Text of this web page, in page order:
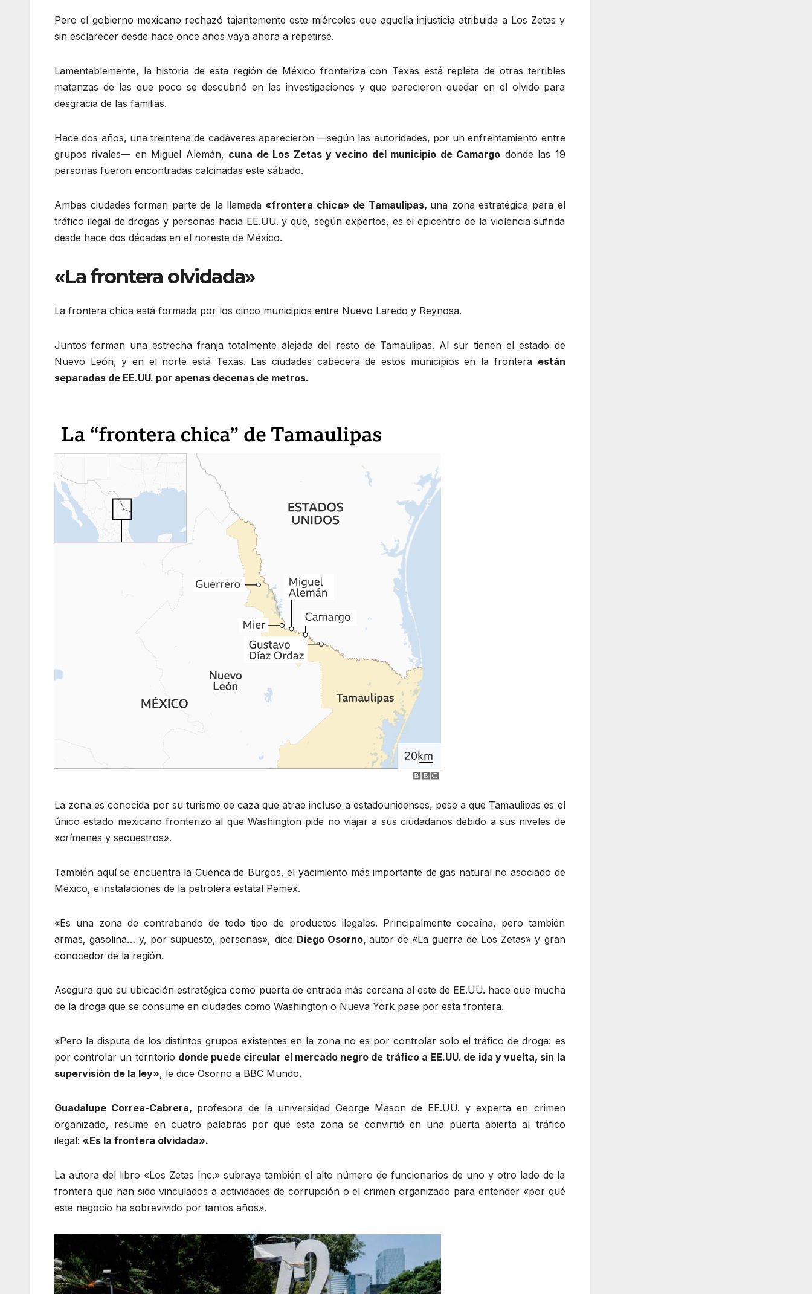
Pero el gobierno mexicano rechazó tajantemente este miércoles que aquella injusticia atribuida a Los Zetas y
sin esclarecer desde hace once años vaya ahora a repetirse.
Lamentablemente, la historia de esta región de México fronteriza con Texas está repleta de otras terribles
matanzas de las que poco se descubrió en las investigaciones y que parecieron quedar en el olvido para
desgracia de las familias.
Hace dos años, una treintena de cadáveres aparecieron —según las autoridades, por un enfrentamiento entre
grupos rivales— en Miguel Alemán, cuna de Los Zetas y vecino del municipio de Camargo donde las 19
personas fueron encontradas calcinadas este sábado.
Ambas ciudades forman parte de la llamada «frontera chica» de Tamaulipas, una zona estratégica para el
tráfico ilegal de drogas y personas hacia EE.UU. y que, según expertos, es el epicentro de la violencia sufrida
desde hace dos décadas en el noreste de México.
«La frontera olvidada»
La frontera chica está formada por los cinco municipios entre Nuevo Laredo y Reynosa.
Juntos forman una estrecha franja totalmente alejada del resto de Tamaulipas. Al sur tienen el estado de
Nuevo León, y en el norte está Texas. Las ciudades cabecera de estos municipios en la frontera están
separadas de EE.UU. por apenas decenas de metros.
La zona es conocida por su turismo de caza que atrae incluso a estadounidenses, pese a que Tamaulipas es el
único estado mexicano fronterizo al que Washington pide no viajar a sus ciudadanos debido a sus niveles de
«crímenes y secuestros».
También aquí se encuentra la Cuenca de Burgos, el yacimiento más importante de gas natural no asociado de
México, e instalaciones de la petrolera estatal Pemex.
«Es una zona de contrabando de todo tipo de productos ilegales. Principalmente cocaína, pero también
armas, gasolina… y, por supuesto, personas», dice Diego Osorno, autor de «La guerra de Los Zetas» y gran
conocedor de la región.
Asegura que su ubicación estratégica como puerta de entrada más cercana al este de EE.UU. hace que mucha
de la droga que se consume en ciudades como Washington o Nueva York pase por esta frontera.
«Pero la disputa de los distintos grupos existentes en la zona no es por controlar solo el tráfico de droga: es
por controlar un territorio donde puede circular el mercado negro de tráfico a EE.UU. de ida y vuelta, sin la
supervisión de la ley», le dice Osorno a BBC Mundo.
Guadalupe Correa-Cabrera, profesora de la universidad George Mason de EE.UU. y experta en crimen
organizado, resume en cuatro palabras por qué esta zona se convirtió en una puerta abierta al tráfico
ilegal: «Es la frontera olvidada».
La autora del libro «Los Zetas Inc.» subraya también el alto número de funcionarios de uno y otro lado de la
frontera que han sido vinculados a actividades de corrupción o el crimen organizado para entender «por qué
este negocio ha sobrevivido por tantos años».